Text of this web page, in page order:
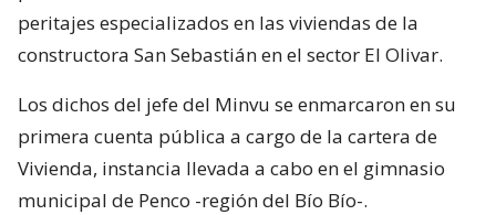
peritajes especializados en las viviendas de la
constructora San Sebastián en el sector El Olivar.
Los dichos del jefe del Minvu se enmarcaron en su
primera cuenta pública a cargo de la cartera de
Vivienda, instancia llevada a cabo en el gimnasio
municipal de Penco -región del Bío Bío-.